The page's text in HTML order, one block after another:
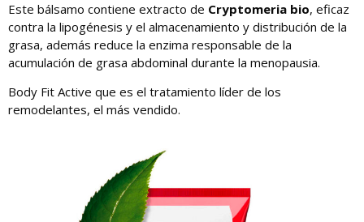
Este bálsamo contiene extracto de Cryptomeria bio, eficaz
contra la lipogénesis y el almacenamiento y distribución de la
grasa, además reduce la enzima responsable de la
acumulación de grasa abdominal durante la menopausia.
Body Fit Active que es el tratamiento líder de los
remodelantes, el más vendido.